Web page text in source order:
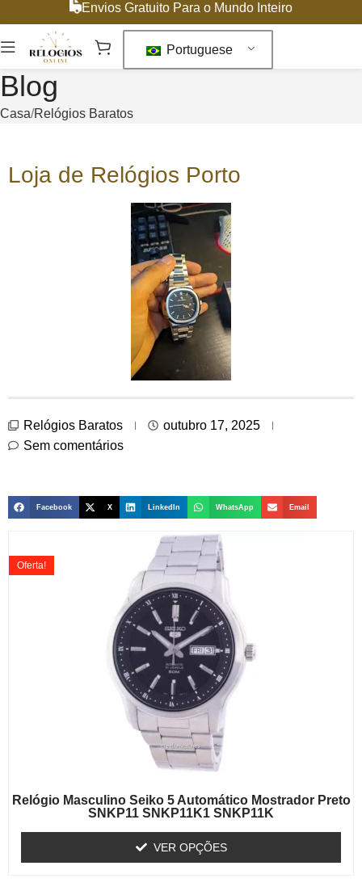
Envios Gratuito Para o Mundo Inteiro
Portuguese
Blog
Casa Relógios Baratos
Loja de Relógios Porto
Relógios Baratos
outubro 17, 2025
Sem comentários
Facebook X LinkedIn WhatsApp Email
Relógio Masculino Seiko 5 Automático Mostrador Preto
SNKP11 SNKP11K1 SNKP11K
Oferta!
VER OPÇÕES